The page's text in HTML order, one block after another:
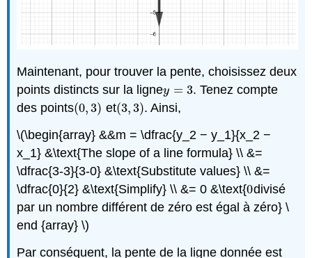
Maintenant, pour trouver la pente, choisissez deux
points distincts sur la ligney = 3
y =3
. Tenez compte
des points(0, 3)
(0, 3) et(3,3)
(3, 3) . Ainsi,
\(\begin{array} &&m = \dfrac{y_2 − y_1}{x_2 −
x_1} &\text{The slope of a line formula} \\ &=
\dfrac{3-3}{3-0} &\text{Substitute values} \\ &=
\dfrac{0}{2} &\text{Simplify} \\ &= 0 &\text{0
0divisé
par un nombre différent de zéro est égal à zéro} \
end {array} \)
Par conséquent, la pente de la ligne donnée est